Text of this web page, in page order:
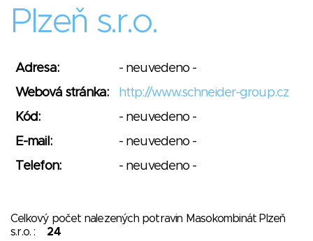
Plzeň s.r.o.
Adresa:
- neuvedeno -
Webová stránka:
http://www.schneider-group.cz
Kód:
- neuvedeno -
E-mail:
- neuvedeno -
Telefon:
- neuvedeno -
Celkový počet nalezených potravin Masokombinát Plzeň
s.r.o. : 24